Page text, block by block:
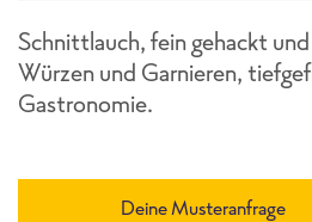
Schnittlauch, fein gehackt
Würzen und Garnieren,
Gastronomie.
Deine Musteranfrage